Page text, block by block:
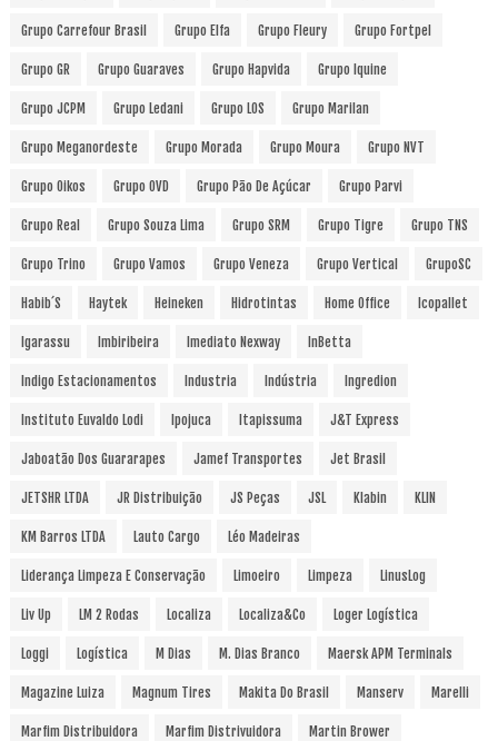
Grupo Carrefour Brasil Grupo Elfa Grupo Fleury Grupo Fortpel
Grupo GR Grupo Guaraves Grupo Hapvida Grupo Iquine
Grupo JCPM Grupo Ledani Grupo LOS Grupo Marilan
Grupo Meganordeste Grupo Morada Grupo Moura Grupo NVT
Grupo Oikos Grupo OVD Grupo Pão De Açúcar Grupo Parvi
Grupo Real Grupo Souza Lima Grupo SRM Grupo Tigre Grupo TNS
Grupo Trino Grupo Vamos Grupo Veneza Grupo Vertical GrupoSC
Habib´s Haytek Heineken Hidrotintas Home Office Icopallet
Igarassu Imbiribeira Imediato Nexway InBetta
Indigo Estacionamentos Industria Indústria Ingredion
Instituto Euvaldo Lodi Ipojuca Itapissuma J&T Express
Jaboatão Dos Guararapes Jamef Transportes Jet Brasil
JETSHR LTDA JR Distribuição JS Peças JSL Klabin KLIN
KM Barros LTDA Lauto Cargo Léo Madeiras
Liderança Limpeza E Conservação Limoeiro Limpeza LinusLog
Liv Up LM 2 Rodas Localiza Localiza&Co Loger Logística
Loggi Logística M Dias M. Dias Branco Maersk APM Terminals
Magazine Luiza Magnum Tires Makita Do Brasil Manserv Marelli
Marfim Distribuidora Marfim Distrivuidora Martin Brower